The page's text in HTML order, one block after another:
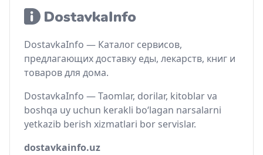
DostavkaInfo — Каталог сервисов,
предлагающих доставку еды, лекарств, книг и
товаров для дома.
DostavkaInfo — Taomlar, dorilar, kitoblar va
boshqa uy uchun kerakli bo‘lagan narsalarni
yetkazib berish xizmatlari bor servislar.
dostavkainfo.uz